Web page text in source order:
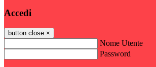
Accedi
button close ×
Nome Utente
Password